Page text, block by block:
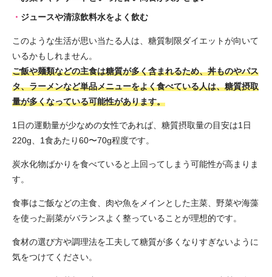
ジュースや清涼飲料水をよく飲む
このような生活が思い当たる人は、糖質制限ダイエットが向いて
いるかもしれません。
ご飯や麺類などの主食は糖質が多く含まれるため、丼ものやパス
タ、ラーメンなど単品メニューをよく食べている人は、糖質摂取
量が多くなっている可能性があります。
1日の運動量が少なめの女性であれば、糖質摂取量の目安は1日
220g、1食あたり60〜70g程度です。
炭水化物ばかりを食べていると上回ってしまう可能性が高まりま
す。
食事はご飯などの主食、肉や魚をメインとした主菜、野菜や海藻
を使った副菜がバランスよく整っていることが理想的です。
食材の選び方や調理法を工夫して糖質が多くなりすぎないように
気をつけてください。